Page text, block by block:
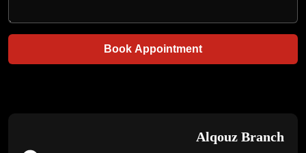
Book Appointment
Alqouz Branch